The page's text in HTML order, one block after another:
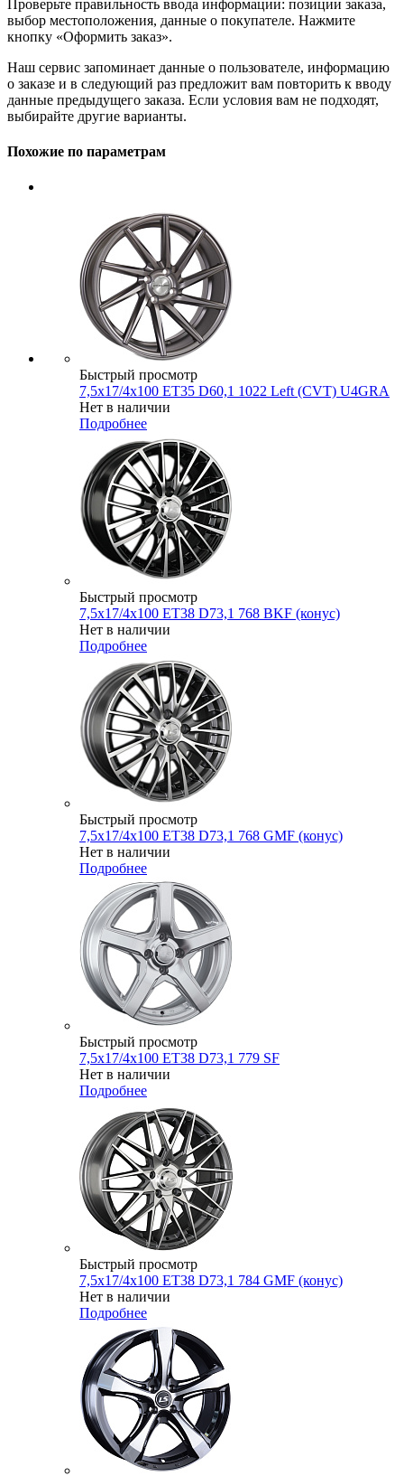
Проверьте правильность ввода информации: позиции заказа,
выбор местоположения, данные о покупателе. Нажмите
кнопку «Оформить заказ».
Наш сервис запоминает данные о пользователе, информацию
о заказе и в следующий раз предложит вам повторить к вводу
данные предыдущего заказа. Если условия вам не подходят,
выбирайте другие варианты.
Похожие по параметрам
Быстрый просмотр
7,5x17/4x100 ET35 D60,1 1022 Left (CVT) U4GRA
Нет в наличии
Подробнее
Быстрый просмотр
7,5x17/4x100 ET38 D73,1 768 BKF (конус)
Нет в наличии
Подробнее
Быстрый просмотр
7,5x17/4x100 ET38 D73,1 768 GMF (конус)
Нет в наличии
Подробнее
Быстрый просмотр
7,5x17/4x100 ET38 D73,1 779 SF
Нет в наличии
Подробнее
Быстрый просмотр
7,5x17/4x100 ET38 D73,1 784 GMF (конус)
Нет в наличии
Подробнее